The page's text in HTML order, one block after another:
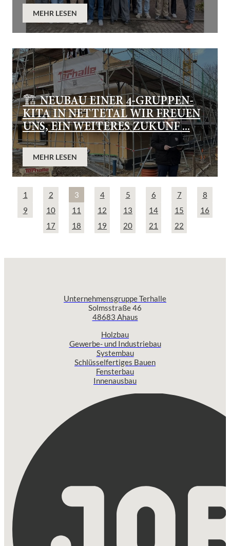
MEHR LESEN
🏗️ NEUBAU EINER 4-GRUPPEN-
KITA IN NETTETAL WIR FREUEN
UNS, EIN WEITERES ZUKUNF ...
MEHR LESEN
1 2 3 4 5 6 7
8
9
10 11 12 13 14 15
16
17
18 19 20 21 22
Unternehmensgruppe Terhalle
Solmsstraße 46
48683 Ahaus
Holzbau
Gewerbe- und Industriebau
Systembau
Schlüsselfertiges Bauen
Fensterbau
Innenausbau